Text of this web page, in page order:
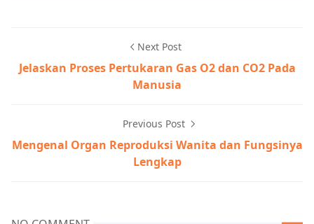
Next Post
Jelaskan Proses Pertukaran Gas O2 dan CO2 Pada
Manusia
Previous Post
Mengenal Organ Reproduksi Wanita dan Fungsinya
Lengkap